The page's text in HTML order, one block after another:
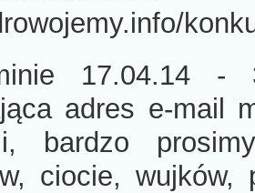
17.04.14 -
adres e-mail
bardzo
ciocie, wujków,